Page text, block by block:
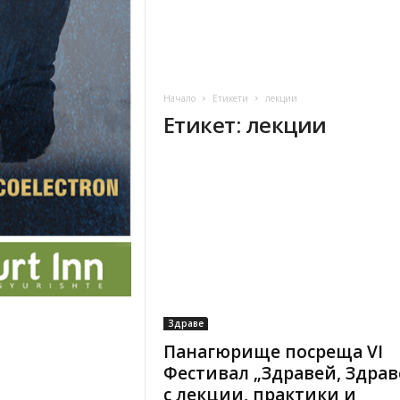
Начало Етикети лекции
Етикет: лекции
Здраве
Панагюрище посреща VI
Фестивал „Здравей,
с лекции, практики и